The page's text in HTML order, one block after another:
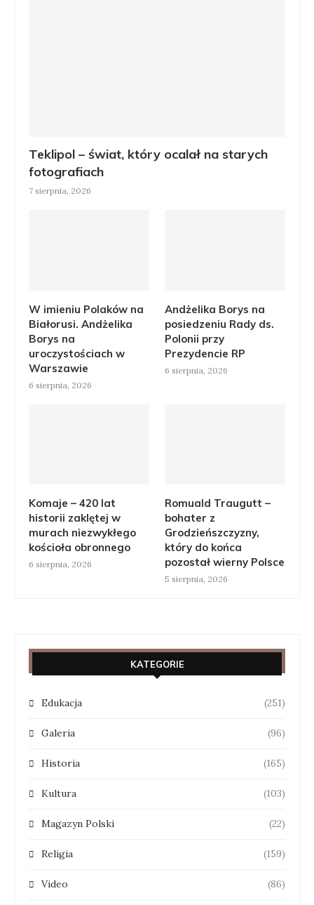
Teklipol – świat, który ocalał na starych
fotografiach
7 sierpnia, 2026
W imieniu Polaków na
Białorusi. Andżelika
Borys na
uroczystościach w
Warszawie
6 sierpnia, 2026
Andżelika Borys na
posiedzeniu Rady ds.
Polonii przy
Prezydencie RP
6 sierpnia, 2026
Komaje – 420 lat
historii zaklętej w
murach niezwykłego
kościoła obronnego
6 sierpnia, 2026
Romuald Traugutt –
bohater z
Grodzieńszczyzny,
który do końca
pozostał wierny Polsce
5 sierpnia, 2026
KATEGORIE
Edukacja (251)
Galeria (96)
Historia (165)
Kultura (103)
Magazyn Polski (22)
Religia (159)
Video (86)